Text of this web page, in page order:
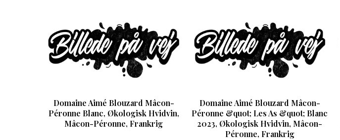
Domaine Aimé Blouzard Mâcon-
Péronne Blanc, Økologisk Hvidvin,
Mâcon-Péronne, Frankrig
Domaine Aimé Blouzard Mâcon-
Péronne &quot; Les As &quot; Blanc
2023, Økologisk Hvidvin, Mâcon-
Péronne, Frankrig